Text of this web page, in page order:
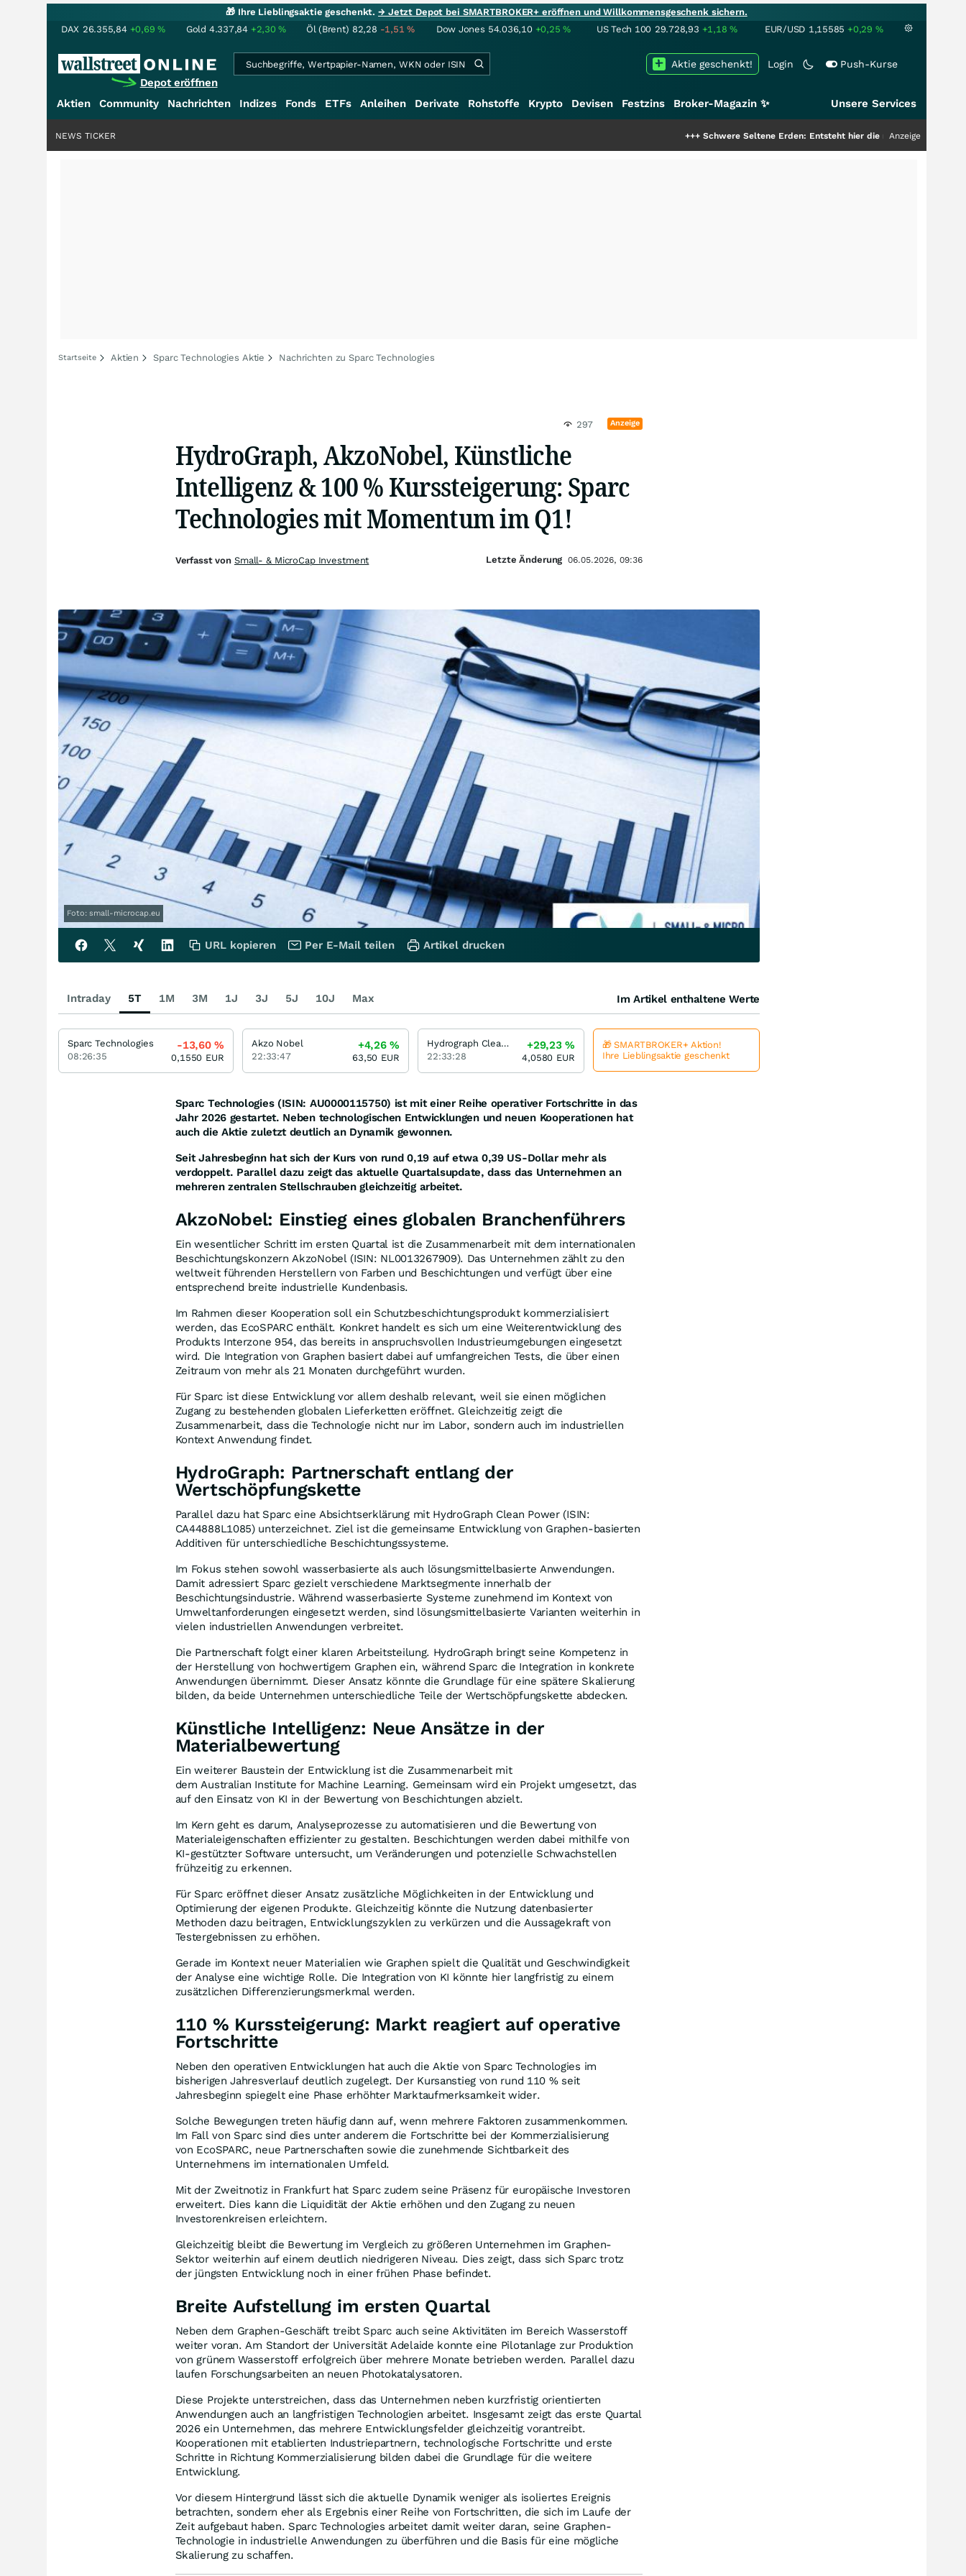
🎁 Ihre Lieblingsaktie geschenkt.→ Jetzt Depot bei SMARTBROKER+ eröffnen und Willkommensgeschenk sichern.
DAX 26.355,84 +0,69% Gold 4.337,84 +2,30% Öl (Brent) 82,28 -1,51% Dow Jones 54.036,10 +0,25% US Tech 100 29.728,93 +1,18% EUR/USD 1,15585 +0,29 %
Depot eröffnen
Login Push-Kurse
Aktie geschenkt!
Aktien Community Nachrichten Indizes Fonds ETFs Anleihen Derivate Rohstoffe Krypto Devisen Festzins Broker-Magazin ✨ Unsere Services
Schwere Seltene Erden: Entsteht hier die nächste Milliardenstory?+++
Anzeige
NEWS TICKER
Startseite Aktien Sparc Technologies Aktie Nachrichten zu Sparc Technologies
297 Anzeige
HydroGraph, AkzoNobel, Künstliche
Intelligenz & 100 % Kurssteigerung: Sparc
Technologies mit Momentum im Q1!
Foto: small-microcap.eu
Sparc Technologies (ISIN: AU0000115750) ist mit einer Reihe operativer Fortschritte in das
Jahr 2026 gestartet. Neben technologischen Entwicklungen und neuen Kooperationen hat
auch die Aktie zuletzt deutlich an Dynamik gewonnen.
Seit Jahresbeginn hat sich der Kurs von rund 0,19 auf etwa 0,39 US-Dollar mehr als
verdoppelt. Parallel dazu zeigt das aktuelle Quartalsupdate, dass das Unternehmen an
mehreren zentralen Stellschrauben gleichzeitig arbeitet.
AkzoNobel: Einstieg eines globalen Branchenführers
Ein wesentlicher Schritt im ersten Quartal ist die Zusammenarbeit mit dem internationalen
Beschichtungskonzern AkzoNobel (ISIN: NL0013267909). Das Unternehmen zählt zu den
weltweit führenden Herstellern von Farben und Beschichtungen und verfügt über eine
entsprechend breite industrielle Kundenbasis.
Im Rahmen dieser Kooperation soll ein Schutzbeschichtungsprodukt kommerzialisiert
werden, das EcoSPARC enthält. Konkret handelt es sich um eine Weiterentwicklung des
Produkts Interzone 954, das bereits in anspruchsvollen Industrieumgebungen eingesetzt
wird. Die Integration von Graphen basiert dabei auf umfangreichen Tests, die über einen
Zeitraum von mehr als 21 Monaten durchgeführt wurden.
Für Sparc ist diese Entwicklung vor allem deshalb relevant, weil sie einen möglichen
Zugang zu bestehenden globalen Lieferketten eröffnet. Gleichzeitig zeigt die
Zusammenarbeit, dass die Technologie nicht nur im Labor, sondern auch im industriellen
Kontext Anwendung findet.
HydroGraph: Partnerschaft entlang der
Wertschöpfungskette
Parallel dazu hat Sparc eine Absichtserklärung mit HydroGraph Clean Power (ISIN:
CA44888L1085) unterzeichnet. Ziel ist die gemeinsame Entwicklung von Graphen-basierten
Additiven für unterschiedliche Beschichtungssysteme.
Im Fokus stehen sowohl wasserbasierte als auch lösungsmittelbasierte Anwendungen.
Damit adressiert Sparc gezielt verschiedene Marktsegmente innerhalb der
Beschichtungsindustrie. Während wasserbasierte Systeme zunehmend im Kontext von
Umweltanforderungen eingesetzt werden, sind lösungsmittelbasierte Varianten weiterhin in
vielen industriellen Anwendungen verbreitet.
Die Partnerschaft folgt einer klaren Arbeitsteilung. HydroGraph bringt seine Kompetenz in
der Herstellung von hochwertigem Graphen ein, während Sparc die Integration in konkrete
Anwendungen übernimmt. Dieser Ansatz könnte die Grundlage für eine spätere Skalierung
bilden, da beide Unternehmen unterschiedliche Teile der Wertschöpfungskette abdecken.
Künstliche Intelligenz: Neue Ansätze in der
Materialbewertung
Ein weiterer Baustein der Entwicklung ist die Zusammenarbeit mit
dem Australian Institute for Machine Learning. Gemeinsam wird ein Projekt umgesetzt, das
auf den Einsatz von KI in der Bewertung von Beschichtungen abzielt.
Im Kern geht es darum, Analyseprozesse zu automatisieren und die Bewertung von
Materialeigenschaften effizienter zu gestalten. Beschichtungen werden dabei mithilfe von
KI-gestützter Software untersucht, um Veränderungen und potenzielle Schwachstellen
frühzeitig zu erkennen.
Für Sparc eröffnet dieser Ansatz zusätzliche Möglichkeiten in der Entwicklung und
Optimierung der eigenen Produkte. Gleichzeitig könnte die Nutzung datenbasierter
Methoden dazu beitragen, Entwicklungszyklen zu verkürzen und die Aussagekraft von
Testergebnissen zu erhöhen.
Gerade im Kontext neuer Materialien wie Graphen spielt die Qualität und Geschwindigkeit
der Analyse eine wichtige Rolle. Die Integration von KI könnte hier langfristig zu einem
zusätzlichen Differenzierungsmerkmal werden.
110 % Kurssteigerung: Markt reagiert auf operative
Fortschritte
Neben den operativen Entwicklungen hat auch die Aktie von Sparc Technologies im
bisherigen Jahresverlauf deutlich zugelegt. Der Kursanstieg von rund 110 % seit
Jahresbeginn spiegelt eine Phase erhöhter Marktaufmerksamkeit wider.
Solche Bewegungen treten häufig dann auf, wenn mehrere Faktoren zusammenkommen.
Im Fall von Sparc sind dies unter anderem die Fortschritte bei der Kommerzialisierung
von EcoSPARC, neue Partnerschaften sowie die zunehmende Sichtbarkeit des
Unternehmens im internationalen Umfeld.
Mit der Zweitnotiz in Frankfurt hat Sparc zudem seine Präsenz für europäische Investoren
erweitert. Dies kann die Liquidität der Aktie erhöhen und den Zugang zu neuen
Investorenkreisen erleichtern.
Gleichzeitig bleibt die Bewertung im Vergleich zu größeren Unternehmen im Graphen-
Sektor weiterhin auf einem deutlich niedrigeren Niveau. Dies zeigt, dass sich Sparc trotz
der jüngsten Entwicklung noch in einer frühen Phase befindet.
Breite Aufstellung im ersten Quartal
Neben dem Graphen-Geschäft treibt Sparc auch seine Aktivitäten im Bereich Wasserstoff
weiter voran. Am Standort der Universität Adelaide konnte eine Pilotanlage zur Produktion
von grünem Wasserstoff erfolgreich über mehrere Monate betrieben werden. Parallel dazu
laufen Forschungsarbeiten an neuen Photokatalysatoren.
Diese Projekte unterstreichen, dass das Unternehmen neben kurzfristig orientierten
Anwendungen auch an langfristigen Technologien arbeitet. Insgesamt zeigt das erste Quartal
2026 ein Unternehmen, das mehrere Entwicklungsfelder gleichzeitig vorantreibt.
Kooperationen mit etablierten Industriepartnern, technologische Fortschritte und erste
Schritte in Richtung Kommerzialisierung bilden dabei die Grundlage für die weitere
Entwicklung.
Vor diesem Hintergrund lässt sich die aktuelle Dynamik weniger als isoliertes Ereignis
betrachten, sondern eher als Ergebnis einer Reihe von Fortschritten, die sich im Laufe der
Zeit aufgebaut haben. Sparc Technologies arbeitet damit weiter daran, seine Graphen-
Technologie in industrielle Anwendungen zu überführen und die Basis für eine mögliche
Skalierung zu schaffen.
Verfasst von Small- & MicroCap Investment Letzte Änderung 06.05.2026, 09:36
URL kopieren Per E-Mail teilen Artikel drucken
Intraday 5T 1M 3M 1J 3J 5J 10J Max Im Artikel enthaltene Werte
Sparc Technologies
08:26:35
-13,60%
0,1550 EUR
Akzo Nobel
22:33:47
+4,26%
63,50 EUR
Hydrograph Clean Power
22:33:28
+29,23%
4,0580 EUR
🎁 SMARTBROKER+ Aktion!
Ihre Lieblingsaktie geschenkt